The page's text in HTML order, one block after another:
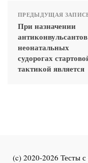
ПРЕДЫДУЩАЯ
При назначении
неонатальных
судорогах
тактикой является
(c) 2020-2026 Тесты с